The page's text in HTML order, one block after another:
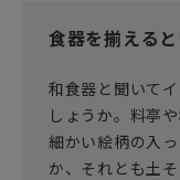
食器を揃える
和食器と聞いて
しょうか。料亭
細かい絵柄の入
か、それとも土